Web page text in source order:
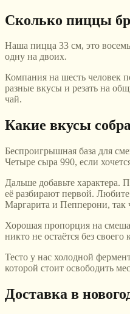
Сколько пиццы
Наша пицца 33 см, это
одну на двоих.
Компания на шесть человек
разные вкусы и резать на
чай.
Какие вкусы
Беспроигрышная база для
Четыре сыра 990, если
Дальше добавьте характера.
её разбирают первой.
Маргарита и Пепперони, так
Хорошая пропорция на
никто не остаётся без
Тесто у нас холодной
которой стоит освободить
Доставка в